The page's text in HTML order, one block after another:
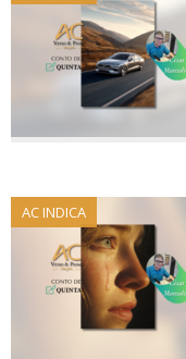
AC INDICA